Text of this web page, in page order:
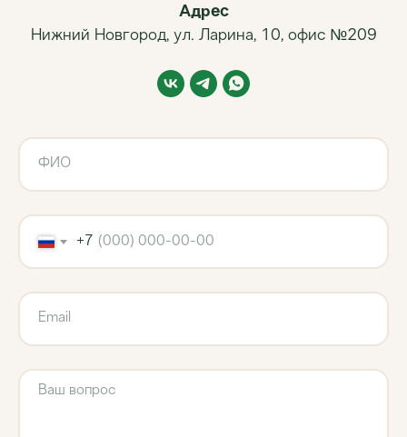
Адрес
Нижний Новгород, ул. Ларина, 10, офис №209
+7
Использованы иконки Flaticon
Подержанная техника